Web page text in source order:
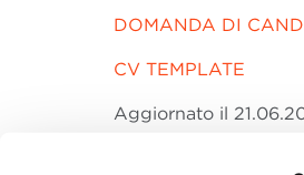
DOMANDA DI
CV TEMPLATE
Aggiornato il